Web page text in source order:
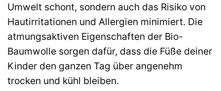
Umwelt schont, sondern auch das Risiko von
Hautirritationen und Allergien minimiert. Die
atmungsaktiven Eigenschaften der Bio-
Baumwolle sorgen dafür, dass die Füße deiner
Kinder den ganzen Tag über angenehm
trocken und kühl bleiben.